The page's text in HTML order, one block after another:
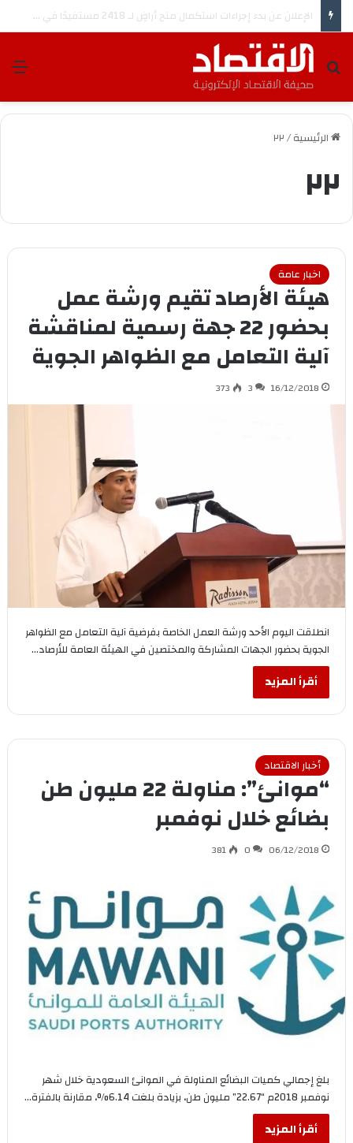
هيئة النقل توقّع مذكرة تفاهم مع هيونداي وكيا لتعزيز حلول التنقل الذكي في المملكة
بحث عن
الرئيسية/٢٢
٢٢
اخبار عامة
هيئة الأرصاد تقيم ورشة عمل
بحضور 22 جهة رسمية لمناقشة
آلية التعامل مع الظواهر الجوية
16/12/2018
3
373
انطلقت اليوم الأحد ورشة العمل الخاصة بفرضية آلية التعامل مع الظواهر
الجوية بحضور الجهات المشاركة والمختصين في الهيئة العامة للأرصاد…
أقرأ المزيد
أخبار الاقتصاد
“موانئ”: مناولة 22 مليون طن
بضائع خلال نوفمبر
06/12/2018
0
381
بلغ إجمالي كميات البضائع المناولة في الموانئ السعودية خلال شهر
نوفمبر 2018م “22.67” مليون طن، بزيادة بلغت 6.14%، مقارنة بالفترة…
أقرأ المزيد